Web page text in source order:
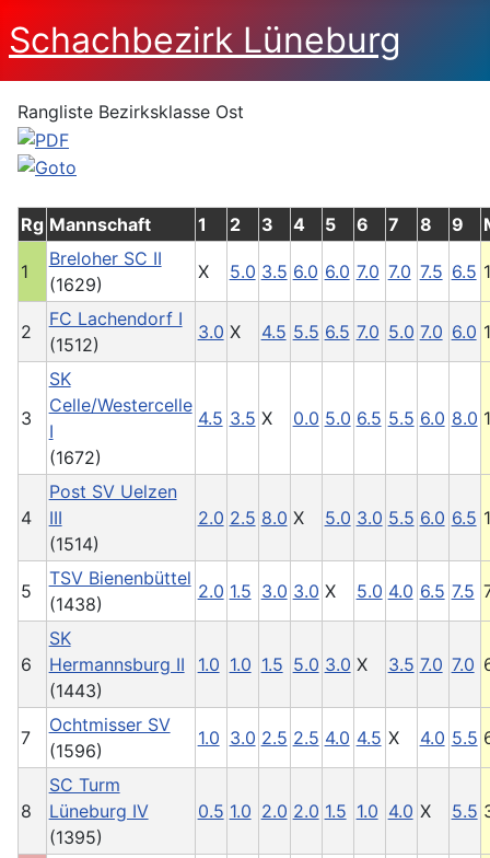
Schachbezirk Lüneburg
Rangliste Bezirksklasse Ost
Rg Mannschaft 1 2 3 4 5 6 7 8 9
1
Breloher SC II
(1629)
X 5.0 3.5 6.0 6.0 7.0 7.0 7.5 6.5
2
FC Lachendorf I
(1512)
3.0 X 4.5 5.5 6.5 7.0 5.0 7.0 6.0
3
SK
Celle/Westercelle
I
(1672)
4.5 3.5 X 0.0 5.0 6.5 5.5 6.0 8.0
4
Post SV Uelzen
III
(1514)
2.0 2.5 8.0 X 5.0 3.0 5.5 6.0 6.5
5
TSV Bienenbüttel
(1438)
2.0 1.5 3.0 3.0 X 5.0 4.0 6.5 7.5
6
SK
Hermannsburg II
(1443)
1.0 1.0 1.5 5.0 3.0 X 3.5 7.0 7.0
7
Ochtmisser SV
(1596)
1.0 3.0 2.5 2.5 4.0 4.5 X 4.0 5.5
8
SC Turm
Lüneburg IV
(1395)
0.5 1.0 2.0 2.0 1.5 1.0 4.0 X 5.5